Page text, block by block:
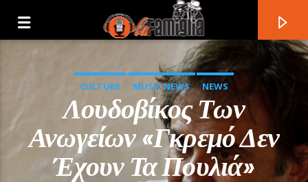
CULTURE MUSIC NEWS NEWS
Λουδοβίκος Των
Ανωγείων «Γκρεμό Δεν
Έχουν Τα Πουλιά»